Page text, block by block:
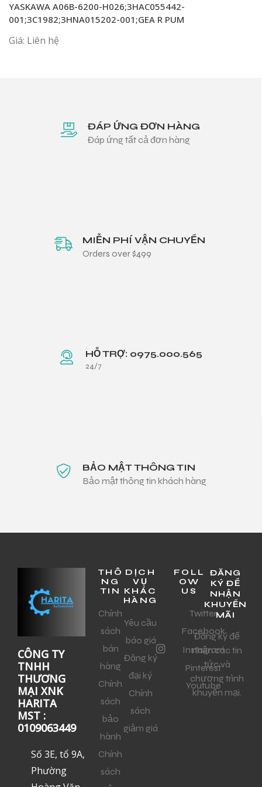
YASKAWA A06B-6200-H026;3HAC055442-
001;3C1982;3HNA015202-001;GEA R PUM
Giá: Liên hệ
ĐÁP ỨNG ĐƠN HÀNG
Đáp ứng tất cả đơn hàng
MIỄN PHÍ VẬN CHUYỂN
Orders over $499
HỖ TRỢ: 0975.000.565
24/7
BẢO MẬT THÔNG TIN
Bảo mật thông tin khách hàng
CÔNG TY
TNHH
THƯƠNG
MẠI XNK
HARITA
MST :
0109063449
Số 3E, tổ 9A,
Phường
THÔ
NG
TIN
Chính
sách
bán
hàng
Chính
sách
bảo
hành
Chính
sách
DỊCH
VỤ
KHÁC
HÀNG
Yêu cầu
báo giá
Đăng ký
đại ký
Chính
sách
giảm giá
FOLL
OW
US
Twitter
Facebook
Instagram
Pinterest
Youtube
ĐĂNG
KÝ ĐỂ
NHẬN
KHUYẾN
MÃI
Đăng ký để
nhận các tin
tức và
chương trình
khuyến mại.